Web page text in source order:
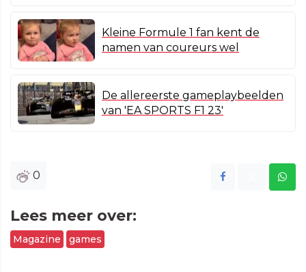
Kleine Formule 1 fan kent de
namen van coureurs wel
De allereerste gameplaybeelden
van 'EA SPORTS F1 23'
0
Lees meer over:
Magazine games